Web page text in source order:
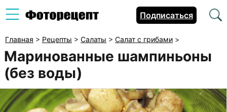
Подписаться
Главная > Рецепты > Салаты > Салат с грибами >
Маринованные шампиньоны
(без воды)